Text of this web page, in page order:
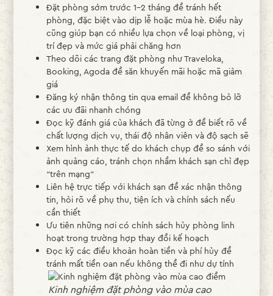
Đặt phòng sớm trước 1–2 tháng để tránh hết
phòng, đặc biệt vào dịp lễ hoặc mùa hè. Điều này
cũng giúp bạn có nhiều lựa chọn về loại phòng, vị
trí đẹp và mức giá phải chăng hơn
Theo dõi các trang đặt phòng như Traveloka,
Booking, Agoda để săn khuyến mãi hoặc mã giảm
giá
Đăng ký nhận thông tin qua email để không bỏ lỡ
các ưu đãi nhanh chóng
Đọc kỹ đánh giá của khách đã từng ở để biết rõ về
chất lượng dịch vụ, thái độ nhân viên và độ sạch sẽ
Xem hình ảnh thực tế do khách chụp để so sánh với
ảnh quảng cáo, tránh chọn nhầm khách sạn chỉ đẹp
“trên mạng”
Liên hệ trực tiếp với khách sạn để xác nhận thông
tin, hỏi rõ về phụ thu, tiện ích và chính sách nếu
cần thiết
Ưu tiên những nơi có chính sách hủy phòng linh
hoạt trong trường hợp thay đổi kế hoạch
Đọc kỹ các điều khoản hoàn tiền và phí hủy để
tránh mất tiền oan nếu không thể đi như dự tính
Kinh nghiệm đặt phòng vào mùa cao